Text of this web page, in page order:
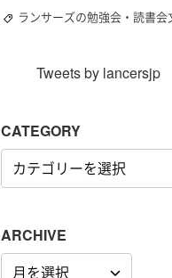
ランサーズの勉強会・読書
Tweets by lancersjp
CATEGORY
CATEGORY
ARCHIVE
ARCHIVE